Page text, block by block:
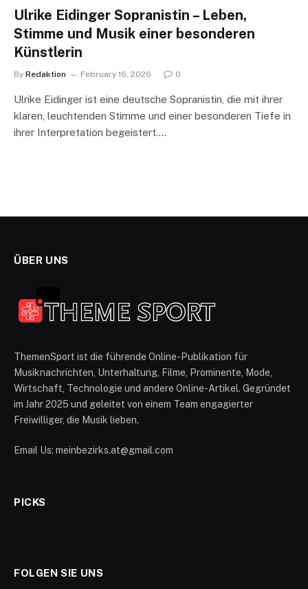
Ulrike Eidinger Sopranistin – Leben,
Stimme und Musik einer besonderen
Künstlerin
By Redaktion February 16, 2026 0
Ulrike Eidinger ist eine deutsche Sopranistin, die mit ihrer
klaren, leuchtenden Stimme und einer besonderen Tiefe in
ihrer Interpretation begeistert.…
ÜBER UNS
ThemenSport ist die führende Online-Publikation für
Musiknachrichten, Unterhaltung, Filme, Prominente, Mode,
Wirtschaft, Technologie und andere Online-Artikel. Gegründet
im Jahr 2025 und geleitet von einem Team engagierter
Freiwilliger, die Musik lieben.
Email Us: meinbezirks.at@gmail.com
PICKS
FOLGEN SIE UNS